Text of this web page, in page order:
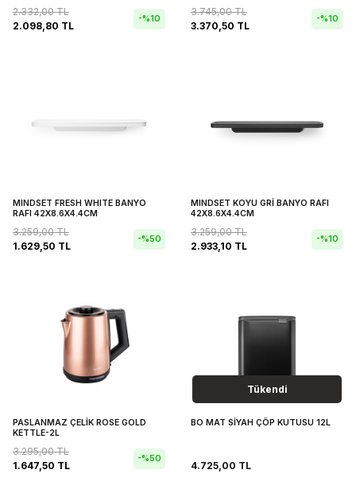
2.332,00TL
2.098,80 TL
-%10
3.745,00TL
3.370,50 TL
-%10
MINDSET FRESH WHITE BANYO
RAFI 42X8.6X4.4CM
3.259,00TL
1.629,50 TL
-%50
MINDSET KOYU GRİ BANYO RAFI
42X8.6X4.4CM
3.259,00TL
2.933,10 TL
-%10
PASLANMAZ ÇELİK ROSE GOLD
KETTLE-2L
3.295,00TL
1.647,50 TL
-%50
Tükendi
BO MAT SİYAH ÇÖP KUTUSU 12L
4.725,00 TL